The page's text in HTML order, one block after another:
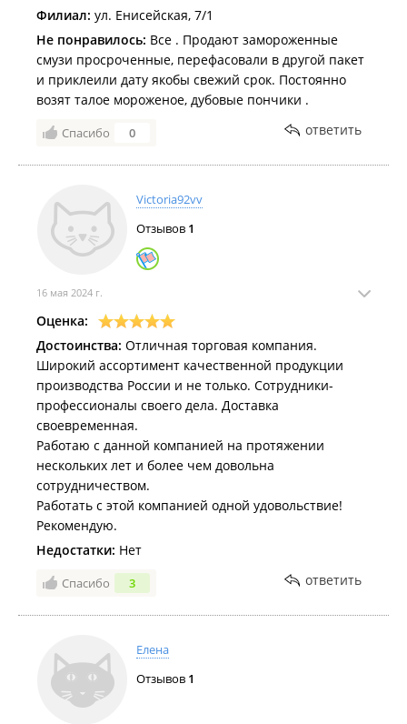
Филиал: ул. Енисейская, 7/1
Не понравилось: Все . Продают замороженные
смузи просроченные, перефасовали в другой пакет
и приклеили дату якобы свежий срок. Постоянно
возят талое мороженое, дубовые пончики .
Спасибо 0 ответить
Victoria92vv
Отзывов 1
16 мая 2024 г.
Оценка:
Достоинства: Отличная торговая компания.
Широкий ассортимент качественной продукции
производства России и не только. Сотрудники-
профессионалы своего дела. Доставка
своевременная.
Работаю с данной компанией на протяжении
нескольких лет и более чем довольна
сотрудничеством.
Работать с этой компанией одной удовольствие!
Рекомендую.
Недостатки: Нет
Спасибо 3 ответить
Елена
Отзывов 1